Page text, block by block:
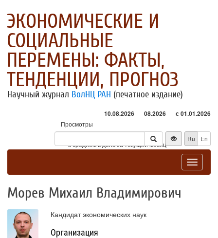
ЭКОНОМИЧЕСКИЕ И
СОЦИАЛЬНЫЕ
ПЕРЕМЕНЫ: ФАКТЫ,
ТЕНДЕНЦИИ, ПРОГНОЗ
Научный журнал ВолНЦ РАН (печатное издание)
10.08.2026 08.2026 с 01.01.2026
Просмотры
Посетители
* - в среднем в день за текущий месяц
Ru En
Toggle
Морев Михаил Владимирович
Кандидат экономических наук
Организация